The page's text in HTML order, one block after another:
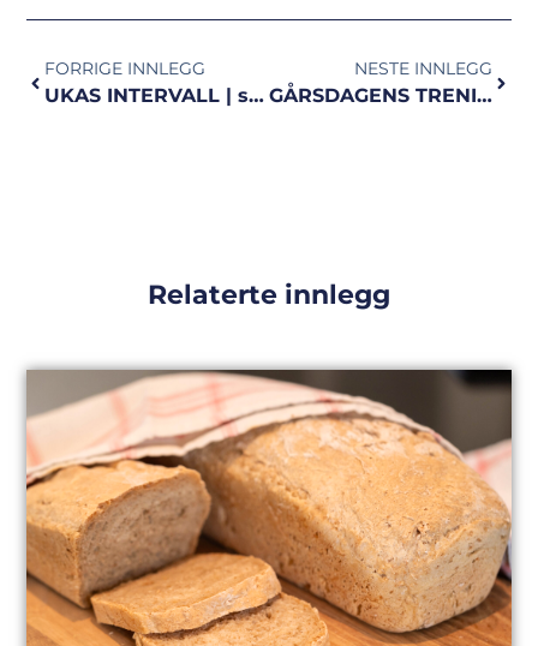
FORRIGE INNLEGG
UKAS INTERVALL | svettefest og puls
NESTE INNLEGG
GÅRSDAGENS TRENINGSØKT | AMRAP 20
Relaterte innlegg